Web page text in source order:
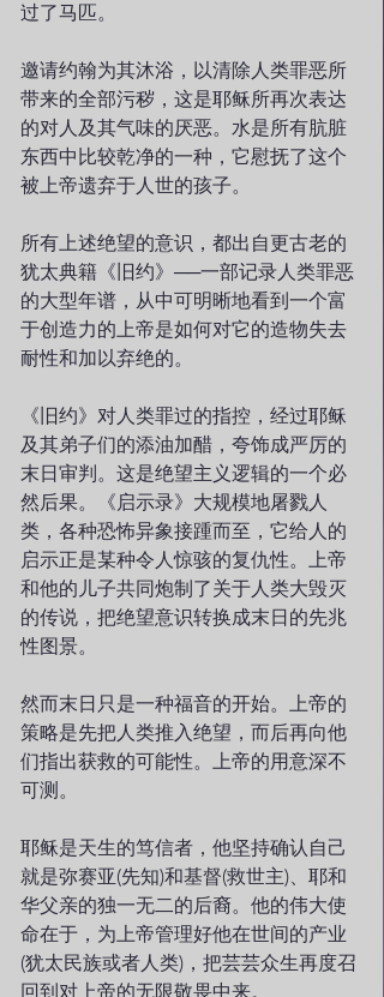
过了马匹。
邀请约翰为其沐浴，以清除人类罪恶所
带来的全部污秽，这是耶稣所再次表达
的对人及其气味的厌恶。水是所有肮脏
东西中比较乾净的一种，它慰抚了这个
被上帝遗弃于人世的孩子。
所有上述绝望的意识，都出自更古老的
犹太典籍《旧约》──一部记录人类罪恶
的大型年谱，从中可明晰地看到一个富
于创造力的上帝是如何对它的造物失去
耐性和加以弃绝的。
《旧约》对人类罪过的指控，经过耶稣
及其弟子们的添油加醋，夸饰成严厉的
末日审判。这是绝望主义逻辑的一个必
然后果。《启示录》大规模地屠戮人
类，各种恐怖异象接踵而至，它给人的
启示正是某种令人惊骇的复仇性。上帝
和他的儿子共同炮制了关于人类大毁灭
的传说，把绝望意识转换成末日的先兆
性图景。
然而末日只是一种福音的开始。上帝的
策略是先把人类推入绝望，而后再向他
们指出获救的可能性。上帝的用意深不
可测。
耶稣是天生的笃信者，他坚持确认自己
就是弥赛亚(先知)和基督(救世主)、耶和
华父亲的独一无二的后裔。他的伟大使
命在于，为上帝管理好他在世间的产业
(犹太民族或者人类)，把芸芸众生再度召
回到对上帝的无限敬畏中来。